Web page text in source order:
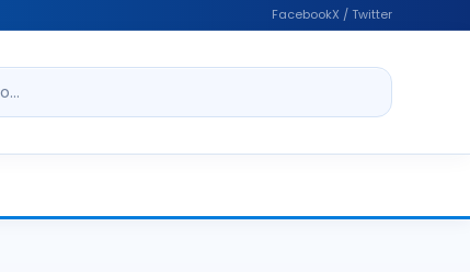
FacebookX / Twitter